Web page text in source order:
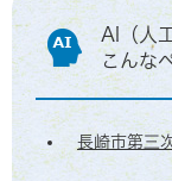
AI（人
こんな
長崎市第三